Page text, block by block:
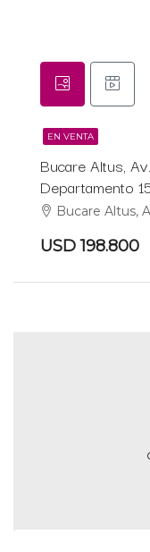
EN VENTA
Bucare Altus,
Departamento
Bucare Altus,
USD 198.800